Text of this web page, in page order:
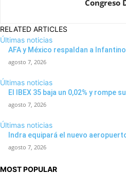
Congreso
RELATED ARTICLES
Últimas noticias
AFA y México respaldan a
agosto 7, 2026
Últimas noticias
El IBEX 35 baja un 0,02% y rompe
agosto 7, 2026
Últimas noticias
Indra equipará el nuevo
agosto 7, 2026
MOST POPULAR